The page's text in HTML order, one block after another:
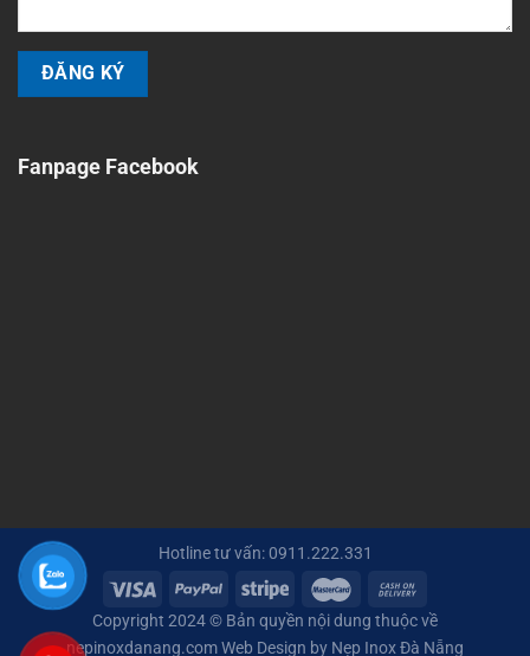
Fanpage Facebook
Hotline tư vấn: 0911.222.331
Copyright 2024 © Bản quyền nội dung thuộc về
nepinoxdanang.com Web Design by Nẹp Inox Đà Nẵng